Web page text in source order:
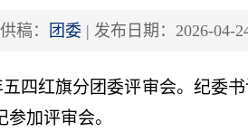
供稿： 团委| 发布日期：2026-04-24
五四红旗分团委评审会。纪委
加评审会。